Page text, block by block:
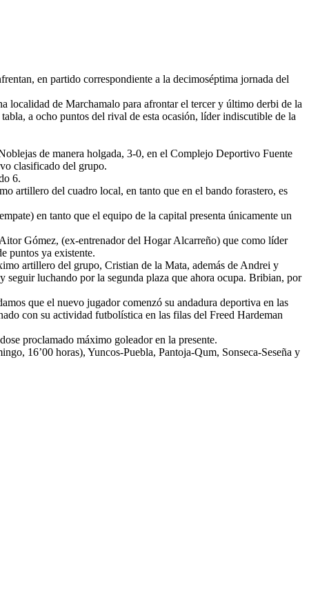
en partido correspondiente a la decimoséptima jornada del
localidad de Marchamalo para afrontar el tercer y último derbi de la
a ocho puntos del rival de esta ocasión, líder indiscutible de la
de manera holgada, 3-0, en el Complejo Deportivo Fuente
clasificado del grupo.
6.
artillero del cuadro local, en tanto que en el bando forastero, es
en tanto que el equipo de la capital presenta únicamente un
Gómez, (ex-entrenador del Hogar Alcarreño) que como líder
puntos ya existente.
artillero del grupo, Cristian de la Mata, además de Andrei y
luchando por la segunda plaza que ahora ocupa. Bribian, por
que el nuevo jugador comenzó su andadura deportiva en las
con su actividad futbolística en las filas del Freed Hardeman
proclamado máximo goleador en la presente.
16’00 horas), Yuncos-Puebla, Pantoja-Qum, Sonseca-Seseña y